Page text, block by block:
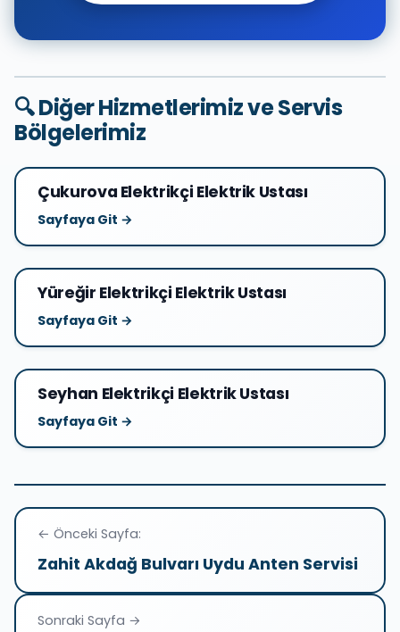
🔍 Diğer Hizmetlerimiz ve Servis
Bölgelerimiz
Çukurova Elektrikçi Elektrik Ustası
Sayfaya Git →
Yüreğir Elektrikçi Elektrik Ustası
Sayfaya Git →
Seyhan Elektrikçi Elektrik Ustası
Sayfaya Git →
Yazı
gezinmesi
← Önceki Sayfa:
Zahit Akdağ Bulvarı Uydu Anten Servisi
Sonraki Sayfa →